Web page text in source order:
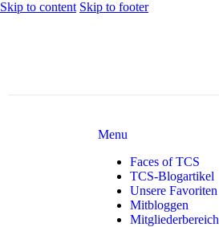
Skip to content Skip to footer
Menu
Faces of TCS
TCS-Blogartikel
Unsere Favoriten
Mitbloggen
Mitgliederbereich